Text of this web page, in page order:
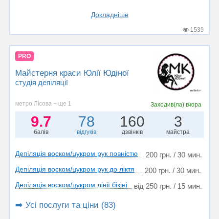
Докладніше
1539
PRO
Майстерня краси Юлії Юдіної
студія депіляції
метро Лісова + ще 1 Заходив(ла)вчора
9.7
балів
78
відгуків
160
дзвінків
3
майстра
Депіляція воском/цукром рук повністю 200 грн. / 30 мин.
Депіляція воском/цукром рук до ліктя 200 грн. / 30 мин.
Депіляція воском/цукром лінії бікіні від 250 грн. / 15 мин.
➡️ Усі послуги та ціни (83)